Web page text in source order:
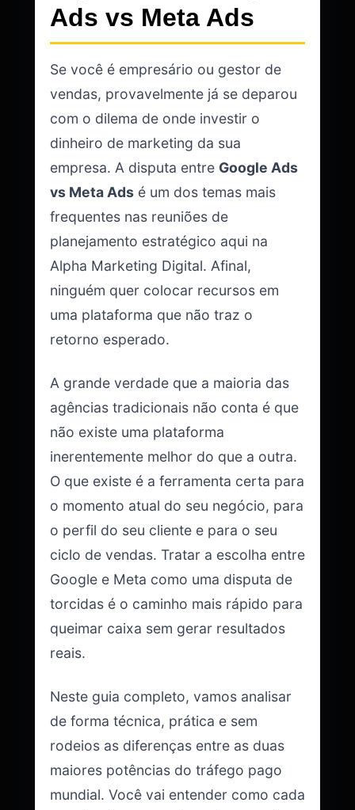
Ads vs Meta Ads
Se você é empresário ou gestor de
vendas, provavelmente já se deparou
com o dilema de onde investir o
dinheiro de marketing da sua
empresa. A disputa entre Google Ads
vs Meta Ads é um dos temas mais
frequentes nas reuniões de
planejamento estratégico aqui na
Alpha Marketing Digital. Afinal,
ninguém quer colocar recursos em
uma plataforma que não traz o
retorno esperado.
A grande verdade que a maioria das
agências tradicionais não conta é que
não existe uma plataforma
inerentemente melhor do que a outra.
O que existe é a ferramenta certa para
o momento atual do seu negócio, para
o perfil do seu cliente e para o seu
ciclo de vendas. Tratar a escolha entre
Google e Meta como uma disputa de
torcidas é o caminho mais rápido para
queimar caixa sem gerar resultados
reais.
Neste guia completo, vamos analisar
de forma técnica, prática e sem
rodeios as diferenças entre as duas
maiores potências do tráfego pago
mundial. Você vai entender como cada